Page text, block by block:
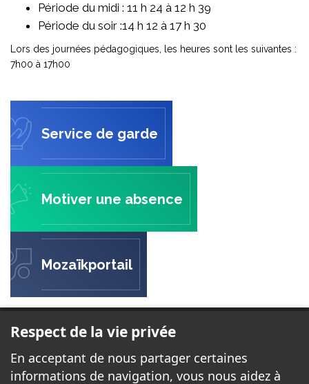
Période du midi : 11 h 24 à 12 h 39
Période du soir :14 h 12 à 17 h 30
Lors des journées pédagogiques, les heures sont les suivantes :
7h00 à 17h00
Service de garde
Motiver une absence
Mozaïkportail
ÉCOLE SAINTE-ÉLISABETH
51, chemin Sainte-Élisabeth
Cantley, QC J8V 3E8
Respect de la vie privée
En acceptant de nous partager certaines
informations de navigation, vous nous aidez à